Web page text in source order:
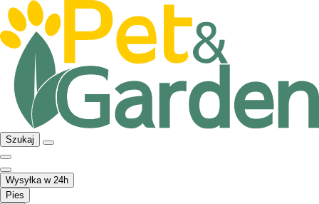
Szukaj
Wysyłka w 24h
Pies